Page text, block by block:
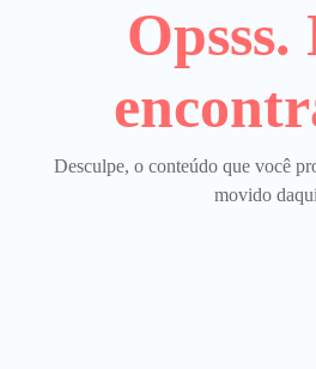
Opsss.
Desculpe, o conteúdo que você
movido